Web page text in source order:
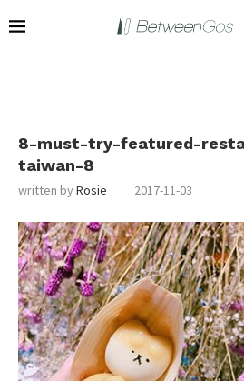
8-must-try-featured-
taiwan-8
written byRosie 2017-11-03